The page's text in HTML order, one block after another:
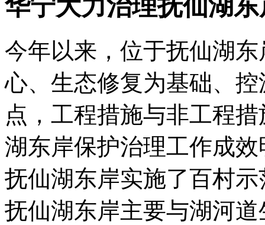
华宁大力治理抚仙湖东
今年以来，位于抚仙湖
心、生态修复为基础、
点，工程措施与非工程
湖东岸保护治理工作成效
抚仙湖东岸实施了百村
抚仙湖东岸主要与湖河